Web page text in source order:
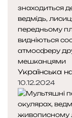
н
я
с
т
о
р
і
н
к
а
н
а
с
т
о
р
і
н
к
а
Українська
10.12.2024